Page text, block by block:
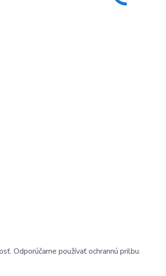
Odporúčame používať ochrannú prilbu.